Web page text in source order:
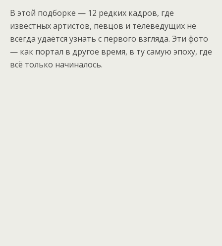
В этой подборке — 12 редких кадров, где
известных артистов, певцов и телеведущих не
всегда удаётся узнать с первого взгляда. Эти фото
— как портал в другое время, в ту самую эпоху, где
всё только начиналось.